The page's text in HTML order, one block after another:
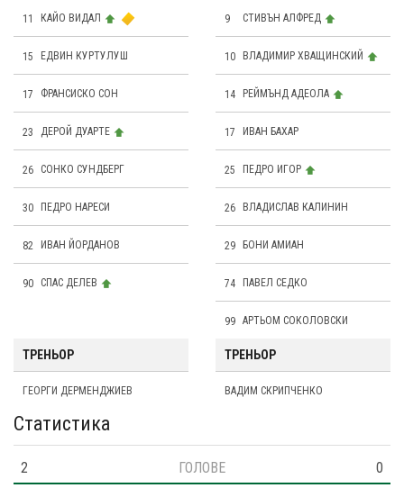
11 КАЙО ВИДАЛ
15 ЕДВИН КУРТУЛУШ
17 ФРАНСИСКО СОН
23 ДЕРОЙ ДУАРТЕ
26 СОНКО СУНДБЕРГ
30 ПЕДРО НАРЕСИ
82 ИВАН ЙОРДАНОВ
90 СПАС ДЕЛЕВ
9 СТИВЪН АЛФРЕД
10 ВЛАДИМИР ХВАЩИНСКИЙ
14 РЕЙМЪНД АДЕОЛА
17 ИВАН БАХАР
25 ПЕДРО ИГОР
26 ВЛАДИСЛАВ КАЛИНИН
29 БОНИ АМИАН
74 ПАВЕЛ СЕДКО
99 АРТЬОМ СОКОЛОВСКИ
ТРЕНЬОР
ГЕОРГИ ДЕРМЕНДЖИЕВ
ТРЕНЬОР
ВАДИМ СКРИПЧЕНКО
Статистика
2 ГОЛОВЕ
0